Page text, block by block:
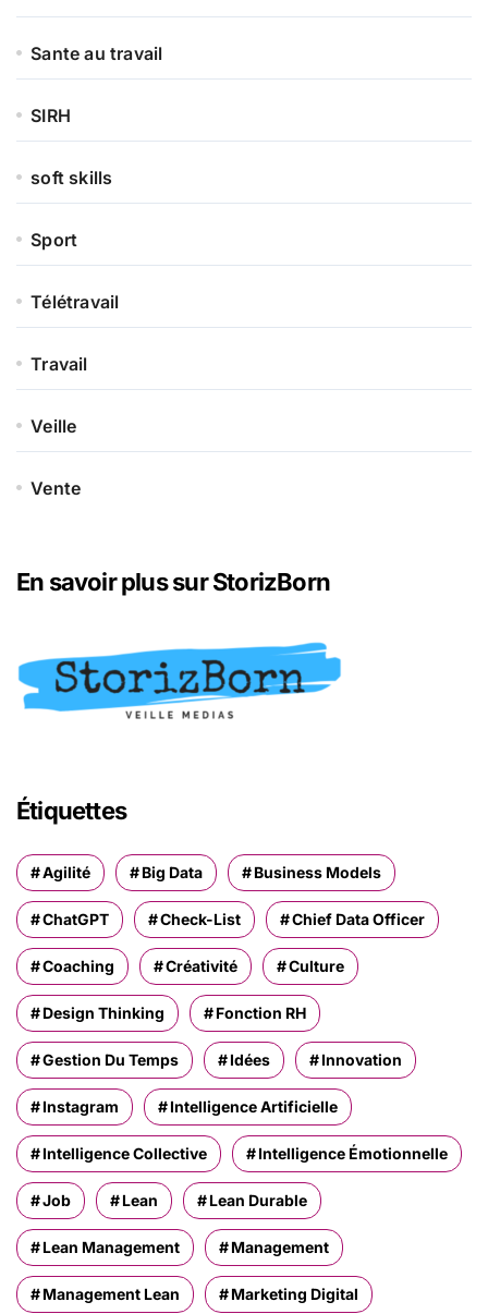
Sante au travail
SIRH
soft skills
Sport
Télétravail
Travail
Veille
Vente
En savoir plus sur StorizBorn
Étiquettes
Agilité Big Data Business Models
ChatGPT Check-List Chief Data Officer
Coaching Créativité Culture
Design Thinking Fonction RH
Gestion Du Temps Idées Innovation
Instagram Intelligence Artificielle
Intelligence Collective Intelligence Émotionnelle
Job Lean Lean Durable
Lean Management Management
Management Lean Marketing Digital